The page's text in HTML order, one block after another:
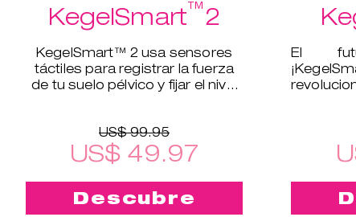
KegelSmart™2
KegelSmart™ 2 usa sensores
táctiles para registrar la fuerza
de tu suelo pélvico y fijar el nivel
US$ 99.95
US$ 49.97
Descubre
El